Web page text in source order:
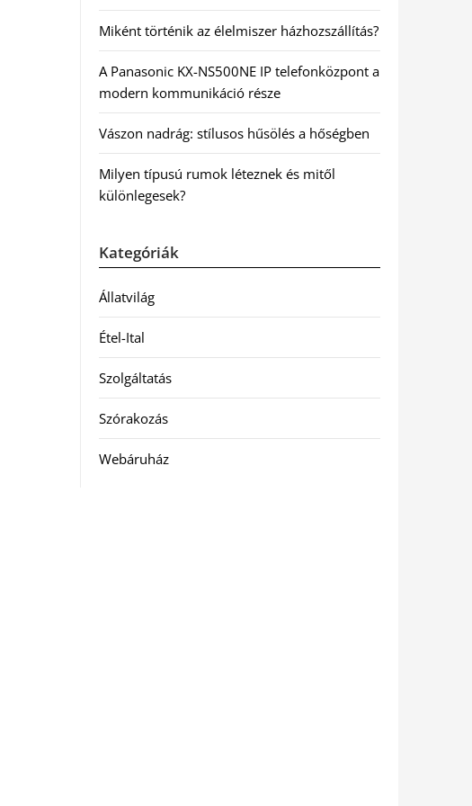
Miként történik az élelmiszer házhozszállítás?
A Panasonic KX-NS500NE IP telefonközpont a
modern kommunikáció része
Vászon nadrág: stílusos hűsölés a hőségben
Milyen típusú rumok léteznek és mitől
különlegesek?
Kategóriák
Állatvilág
Étel-Ital
Szolgáltatás
Szórakozás
Webáruház